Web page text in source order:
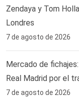
Zendaya y Tom
Londres
7 de agosto de 2026
Mercado de
Real Madrid por el
7 de agosto de 2026